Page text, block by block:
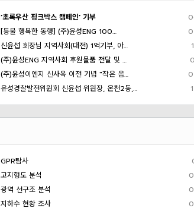
‘초록우산 핑크박스 캠페인’ 기부
[등불 행복한 동행] (주)윤성ENG 100…
신윤섭 회장님 지역사회(대전) 1억기부, 아…
(주)윤성ENG 지역사회 후원물품 전달 및 …
(주)윤성이엔지 신사옥 이전 기념 "작은 음…
유성경찰발전위원회 신윤섭 위원장, 온천2동,…
GPR탐사
고지형도 분석
광역 선구조 분석
지하수 현황 조사